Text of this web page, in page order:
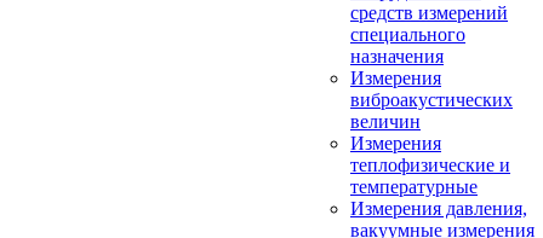
средств измерений
специального
назначения
Измерения
виброакустических
величин
Измерения
теплофизические и
температурные
Измерения давления,
вакуумные измерения